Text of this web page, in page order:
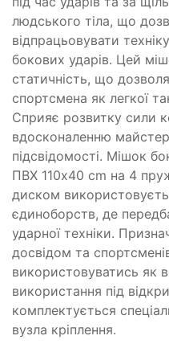
людського тіла, що
відпрацьовувати
бокових ударів. Цей
статичність, що
спортсмена як легкої
Сприяє розвитку сили
вдосконаленню
підсвідомості. Мішок
ПВХ 110х40 cm на 4
диском
єдиноборств, де
ударної техніки.
досвідом та
використовуватись як
використання під
комплектується
вузла кріплення.